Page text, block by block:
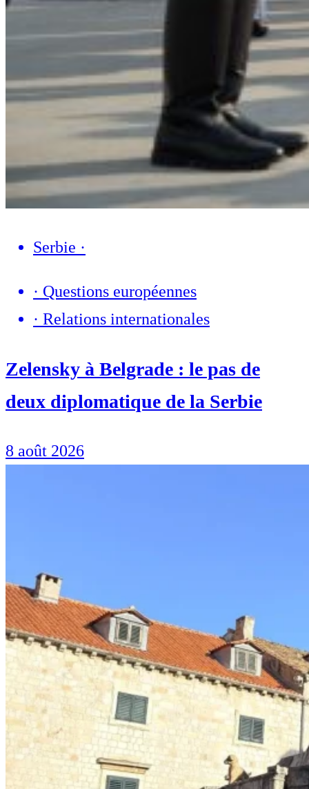
Serbie ·
· Questions européennes
· Relations internationales
Zelensky à Belgrade : le pas de
deux diplomatique de la Serbie
8 août 2026